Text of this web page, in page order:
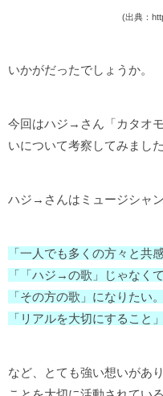
(出典：
いかがだったでしょうか。
今回はハジ→さん「カタオ
いについて考察してみました
ハジ→さんはミュージシャ
「一人でも多くの方々と共
「「ハジ→の歌」じゃなく
「その方の歌」になりたい。
「リアルを大切にすること」
など、とても強い想いがあ